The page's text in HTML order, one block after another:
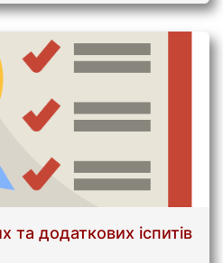
та додаткових іспитів